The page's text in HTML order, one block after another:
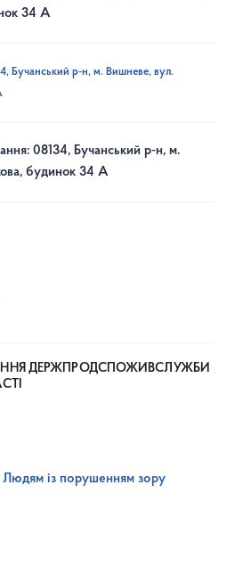
34 А
Бучанський р-н, м. Вишневе, вул.
08134, Бучанський р-н, м.
будинок 34 А
ДЕРЖПРОДСПОЖИВСЛУЖБИ
Людям із порушенням зору